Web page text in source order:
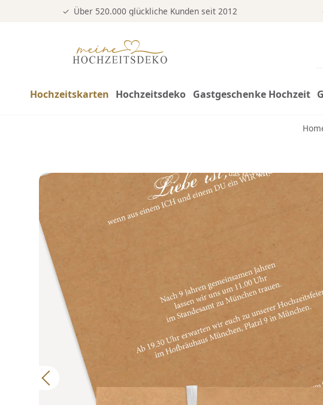
Über 520.000 glückliche Kunden seit 2012
Hochzeitskarten Hochzeitsdeko Gastgeschenke Hochzeit